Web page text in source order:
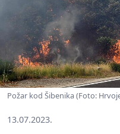
Požar kod Šibenika (Foto:
13.07.2023.